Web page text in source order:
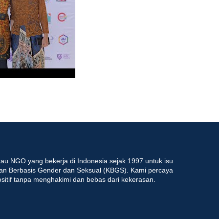
NGO yang bekerja di Indonesia sejak 1997 untuk isu
Berbasis Gender dan Seksual (KBGS). Kami percaya
tanpa menghakimi dan bebas dari kekerasan.